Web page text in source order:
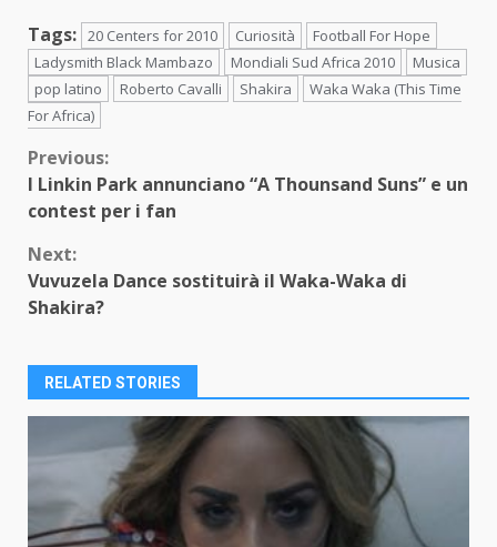
Tags: 20 Centers for 2010 Curiosità
Football For Hope
Ladysmith Black Mambazo
Mondiali Sud Africa 2010
Musica
pop latino
Roberto Cavalli Shakira
Waka Waka (This Time
For Africa)
Continue
Reading
Previous:
I Linkin Park annunciano “A Thounsand Suns” e un
contest per i fan
Next:
Vuvuzela Dance sostituirà il Waka-Waka di
Shakira?
RELATED STORIES